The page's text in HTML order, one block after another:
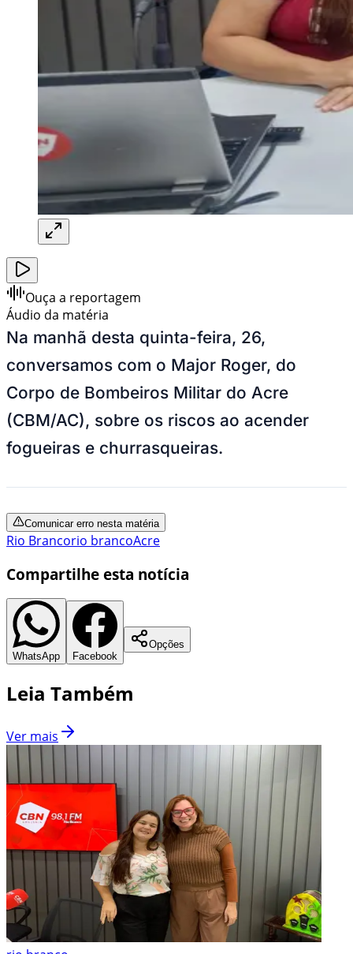
Ouça a reportagem
Áudio da matéria
Na manhã desta quinta-feira, 26,
conversamos com o Major Roger, do
Corpo de Bombeiros Militar do Acre
(CBM/AC), sobre os riscos ao acender
fogueiras e churrasqueiras.
Comunicar erro nesta matéria
Rio Brancorio brancoAcre
Compartilhe esta notícia
WhatsApp Facebook
Opções
Leia Também
Ver mais